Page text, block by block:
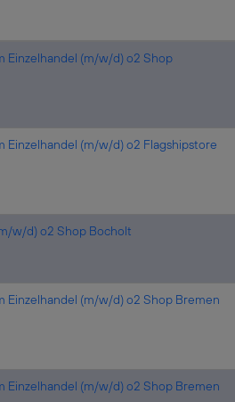
Einzelhandel (m/w/d) o2 Shop
Einzelhandel (m/w/d) o2 Flagshipstore
w/d) o2 Shop Bocholt
Einzelhandel (m/w/d) o2 Shop Bremen
Einzelhandel (m/w/d) o2 Shop Bremen